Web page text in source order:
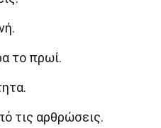
το πρωί.
τις αρθρώσεις.